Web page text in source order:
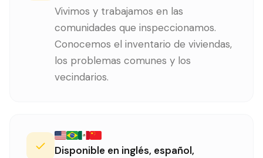
Vivimos y trabajamos en las
comunidades que inspeccionamos.
Conocemos el inventario de viviendas,
los problemas comunes y los
vecindarios.
Disponible en inglés, español,